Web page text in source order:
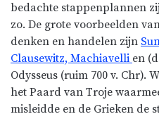
bedachte stappenplannen
zo. De grote voorbeelden
denken en handelen zijn
Clausewitz, Machiavelli en
Odysseus (ruim 700 v. Chr).
het Paard van Troje
misleidde en de Grieken de